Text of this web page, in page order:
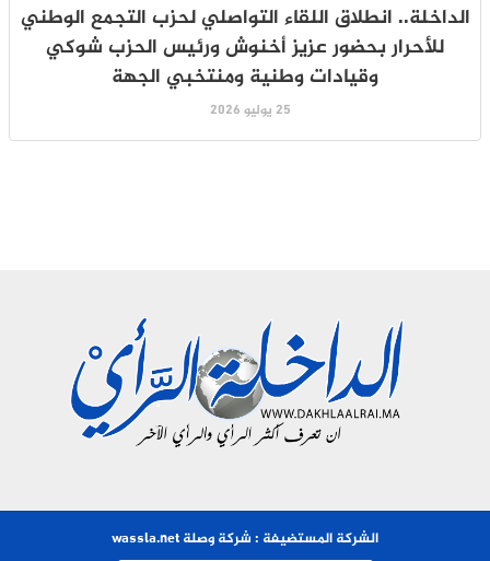
الداخلة.. انطلاق اللقاء التواصلي لحزب التجمع الوطني
للأحرار بحضور عزيز أخنوش ورئيس الحزب شوكي
وقيادات وطنية ومنتخبي الجهة
25 يوليو 2026
الشركة المستضيفة : شركة وصلة wassla.net